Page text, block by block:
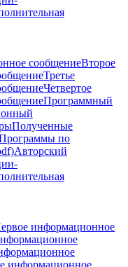
сообщениеВторое
Третье
Четвертое
Программный
Полученные
по
Авторский
информационное
информационное